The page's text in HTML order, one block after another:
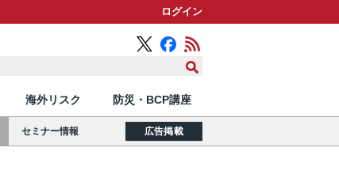
ログイン
海外リスク 防災・BCP講座
セミナー情報 広告掲載